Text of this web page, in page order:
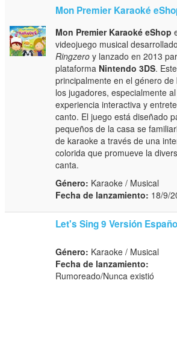
Mon Premier Karaoké
Mon Premier Karaoké eShop
videojuego musical
Ringzero y lanzado en 2013
plataforma Nintendo 3DS.
principalmente en el género
los jugadores, especialmente
experiencia interactiva y
canto. El juego está diseñado
pequeños de la casa se
de karaoke a través de una
colorida que promueve la
canta.
Género: Karaoke / Musical
Fecha de lanzamiento: 18/9/
Let's Sing 9 Versión
Género: Karaoke / Musical
Fecha de lanzamiento:
Rumoreado/Nunca existió